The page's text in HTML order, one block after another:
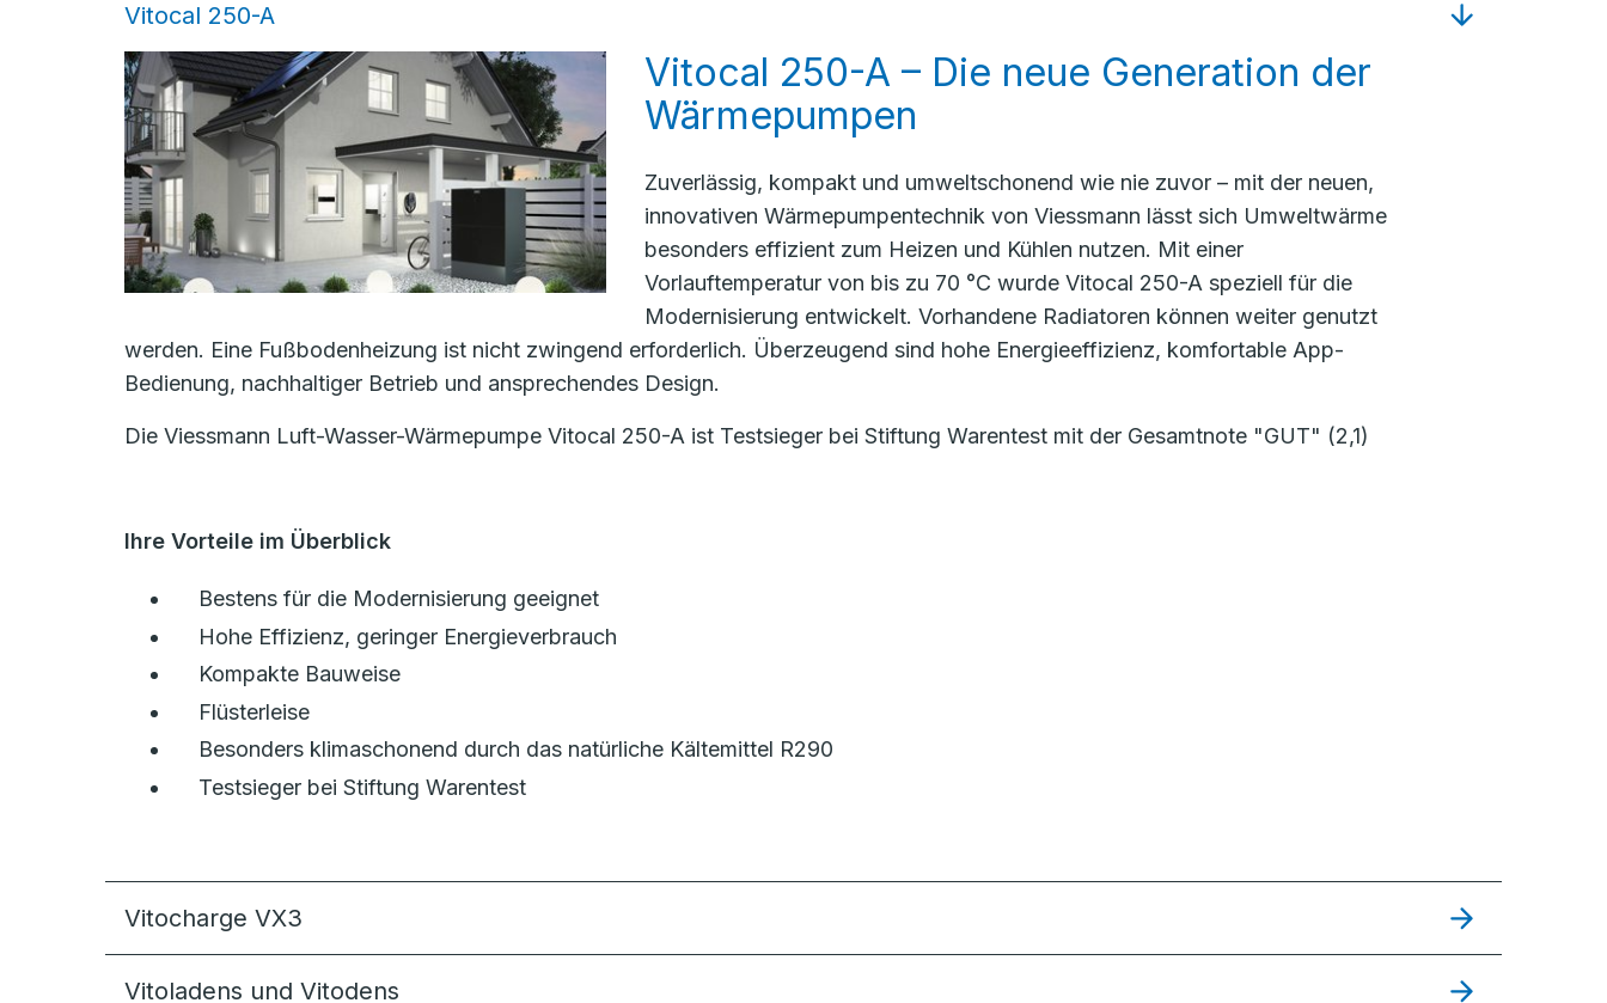
Vitocal 250-A
Vitocal 250-A – Die neue Generation der
Wärmepumpen
Zuverlässig, kompakt und umweltschonend wie nie zuvor – mit der neuen,
innovativen Wärmepumpentechnik von Viessmann lässt sich Umweltwärme
besonders effizient zum Heizen und Kühlen nutzen. Mit einer
Vorlauftemperatur von bis zu 70 °C wurde Vitocal 250-A speziell für die
Modernisierung entwickelt. Vorhandene Radiatoren können weiter genutzt
werden. Eine Fußbodenheizung ist nicht zwingend erforderlich. Überzeugend sind hohe Energieeffizienz, komfortable App-
Bedienung, nachhaltiger Betrieb und ansprechendes Design.
Die Viessmann Luft-Wasser-Wärmepumpe Vitocal 250-A ist Testsieger bei Stiftung Warentest mit der Gesamtnote "GUT" (2,1)
Ihre Vorteile im Überblick
Bestens für die Modernisierung geeignet
Hohe Effizienz, geringer Energieverbrauch
Kompakte Bauweise
Flüsterleise
Besonders klimaschonend durch das natürliche Kältemittel R290
Testsieger bei Stiftung Warentest
Vitocharge VX3
Vitoladens und Vitodens